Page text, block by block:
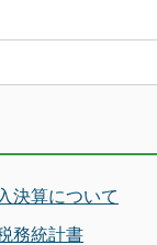
決算について
務統計書